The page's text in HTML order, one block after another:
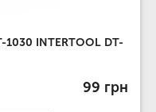
INTERTOOL DT-
99 грн